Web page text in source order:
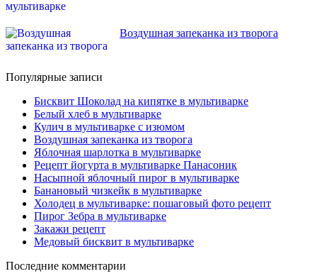
Воздушная запеканка из творога
Популярные записи
Бисквит Шоколад на кипятке в мультиварке
Белый хлеб в мультиварке
Кулич в мультиварке с изюмом
Воздушная запеканка из творога
Яблочная шарлотка в мультиварке
Рецепт йогурта в мультиварке Панасоник
Насыпной яблочный пирог в мультиварке
Банановый чизкейк в мультиварке
Холодец в мультиварке: пошаговый фото рецепт
Пирог Зебра в мультиварке
Закажи рецепт
Медовый бисквит в мультиварке
Последние комментарии